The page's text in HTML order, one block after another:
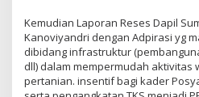
Kemudian Laporan Reses Dapil
Kanoviyandri dengan Adpirasi yg
dibidang infrastruktur
dll) dalam mempermudah aktivitas
pertanian. insentif bagi kader